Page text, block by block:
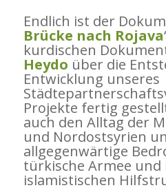
Endlich ist der
Brücke nach Rojava
kurdischen
Heydo über die
Entwicklung unseres
Projekte fertig
auch den Alltag der
und Nordostsyrien
allgegenwärtige
türkische Armee und
islamistischen